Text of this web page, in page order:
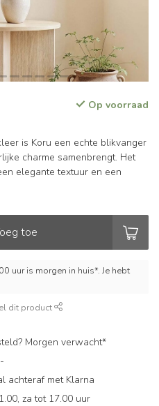
Op voorraad
is Koru een echte blikvanger
charme samenbrengt. Het
elegante textuur en een
toe
uur is morgen in huis*. Je hebt
dit product
Morgen verwacht*
achteraf met Klarna
za tot 17.00 uur